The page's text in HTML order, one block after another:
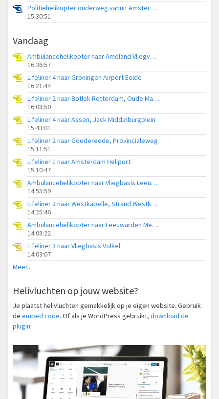
Politiehelikopter onderweg vanuit Amsterdam Vliegveld Schiphol
15:30:51
Vandaag
Ambulancehelikopter naar Ameland Vliegveld Ballum
16:36:57
Lifeliner 4 naar Groningen Airport Eelde
16:21:44
Lifeliner 2 naar Botlek Rotterdam, Oude Maasweg
16:08:50
Lifeliner 4 naar Assen, Jack Middelburgplein
15:43:01
Lifeliner 2 naar Goedereede, Provincialeweg
15:11:51
Lifeliner 1 naar Amsterdam Heliport
15:10:47
Ambulancehelikopter naar Vliegbasis Leeuwarden
14:55:59
Lifeliner 2 naar Westkapelle, Strand Westkapelle
14:25:46
Ambulancehelikopter naar Leeuwarden Medical Center Heliport
14:08:22
Lifeliner 3 naar Vliegbasis Volkel
14:03:07
Meer...
Helivluchten op jouw website?
Je plaatst helivluchten gemakkelijk op je eigen website. Gebruik
de embed code. Of als je WordPress gebruikt, download de
plugin!